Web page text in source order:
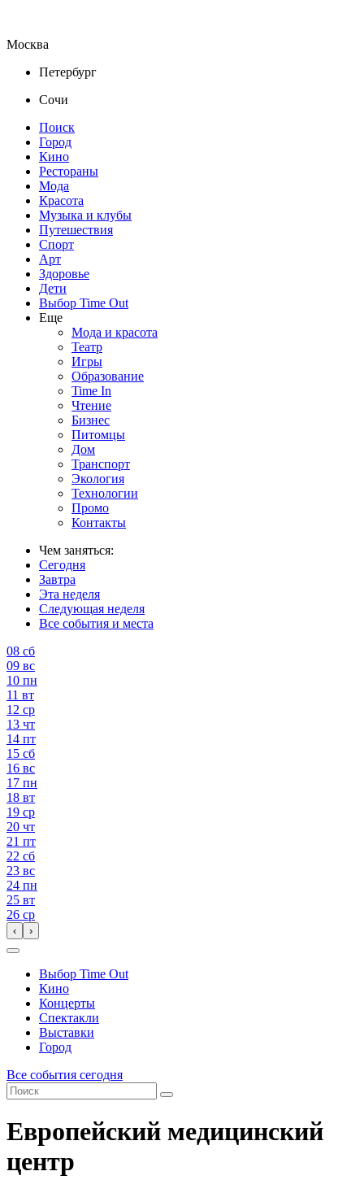
Москва
Петербург
Сочи
Поиск
Город
Кино
Рестораны
Мода
Красота
Музыка и клубы
Путешествия
Спорт
Арт
Здоровье
Дети
Выбор Time Out
Еще
Мода и красота
Театр
Игры
Образование
Time In
Чтение
Бизнес
Питомцы
Дом
Транспорт
Экология
Технологии
Промо
Контакты
Чем заняться:
Сегодня
Завтра
Эта неделя
Следующая неделя
Все события и места
08 сб
09 вс
10 пн
11 вт
12 ср
13 чт
14 пт
15 сб
16 вс
17 пн
18 вт
19 ср
20 чт
21 пт
22 сб
23 вс
24 пн
25 вт
26 ср
‹ ›
Выбор Time Out
Кино
Концерты
Спектакли
Выставки
Город
Все события сегодня
Европейский медицинский
центр